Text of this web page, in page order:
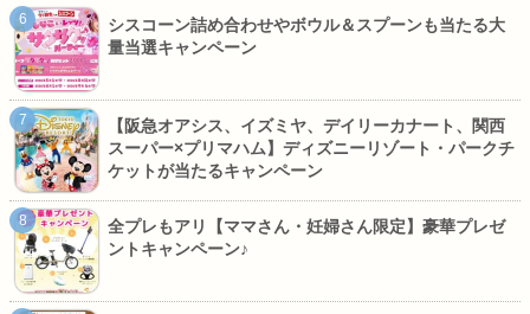
シスコーン詰め合わせやボウル＆スプーンも当たる大
量当選キャンペーン
【阪急オアシス、イズミヤ、デイリーカナート、関西
スーパー×プリマハム】ディズニーリゾート・パークチ
ケットが当たるキャンペーン
全プレもアリ【ママさん・妊婦さん限定】豪華プレゼ
ントキャンペーン♪